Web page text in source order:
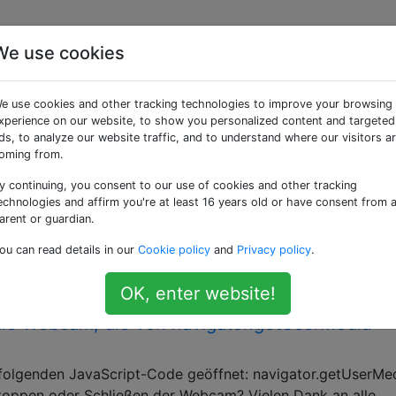
Fragen
WebRTC Video, Audio und Daten
[geschlossen]
fokussierter sein . Derzeit werden keine Antworten
Aktualisieren Sie die Frage so, dass sie sich nur auf ein
Beitrag bearbeiten . Geschlossen vor 2 Jahren .
ich eine Chat-App …
Webcam, die von navigator.getUserMedia
JavaScript-Code geöffnet:
use cookies
use cookies and other tracking technologies to improve your browsing
on our website, to show you personalized content and targeted
to analyze our website traffic, and to understand where our visitors
from.
continuing, you consent to our use of cookies and other tracking
and affirm you're at least 16 years old or have consent from a
or guardian.
can read details in our Cookie policy and Privacy policy.
OK, enter website!